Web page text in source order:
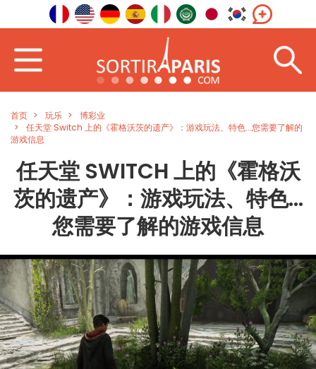
首页 玩乐
博彩业
任天堂 Switch 上的《霍格沃茨的遗产》：游戏玩法、特色...您需要了解的
游戏信息
任天堂 SWITCH 上的《霍格沃
茨的遗产》：游戏玩法、特色...
您需要了解的游戏信息